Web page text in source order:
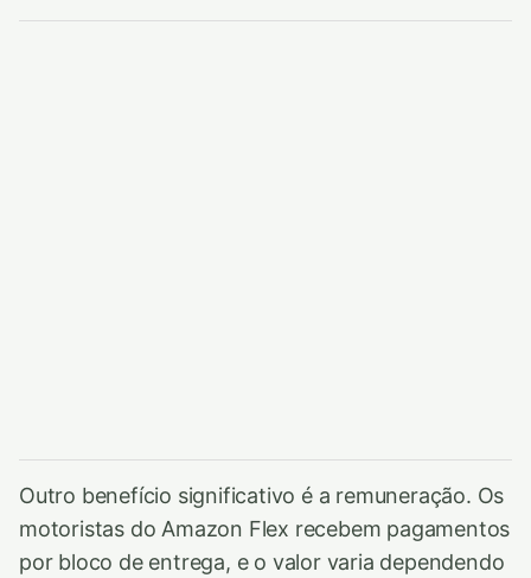
Outro benefício significativo é a remuneração. Os
motoristas do Amazon Flex recebem pagamentos
por bloco de entrega, e o valor varia dependendo